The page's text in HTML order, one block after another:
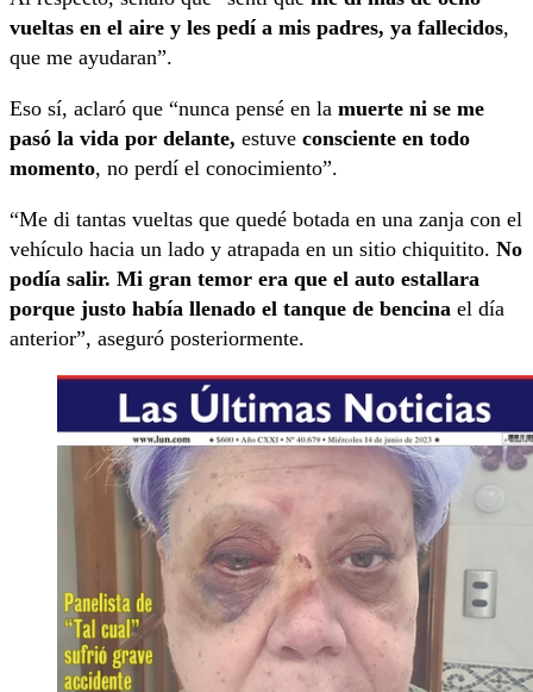
vueltas en el aire y les pedí a mis padres, ya fallecidos,
que me ayudaran”.
Eso sí, aclaró que “nunca pensé en la muerte ni se me
pasó la vida por delante, estuve consciente en todo
momento, no perdí el conocimiento”.
“Me di tantas vueltas que quedé botada en una zanja con el
vehículo hacia un lado y atrapada en un sitio chiquitito. No
podía salir. Mi gran temor era que el auto estallara
porque justo había llenado el tanque de bencina el día
anterior”, aseguró posteriormente.